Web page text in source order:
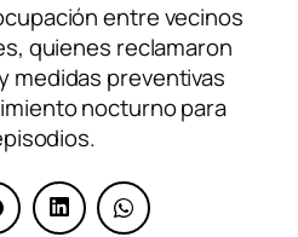
entre vecinos
quienes reclamaron
medidas preventivas
nocturno para